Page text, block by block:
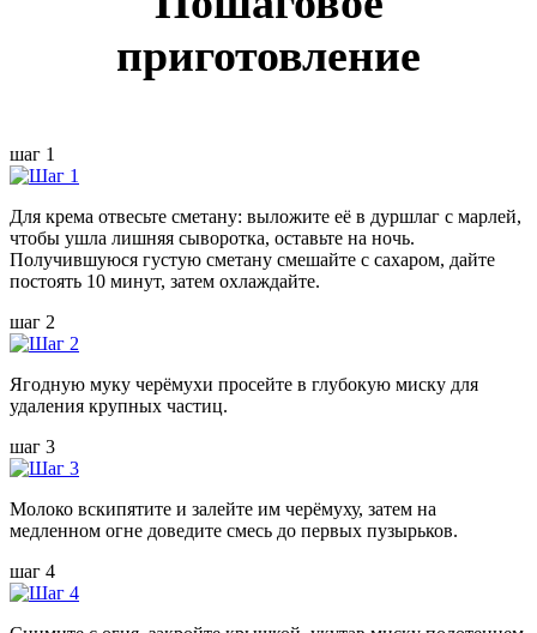
приготовление
шаг 1
Для крема отвесьте сметану: выложите её в дуршлаг с марлей,
чтобы ушла лишняя сыворотка, оставьте на ночь.
Получившуюся густую сметану смешайте с сахаром, дайте
постоять 10 минут, затем охлаждайте.
шаг 2
Ягодную муку черёмухи просейте в глубокую миску для
удаления крупных частиц.
шаг 3
Молоко вскипятите и залейте им черёмуху, затем на
медленном огне доведите смесь до первых пузырьков.
шаг 4